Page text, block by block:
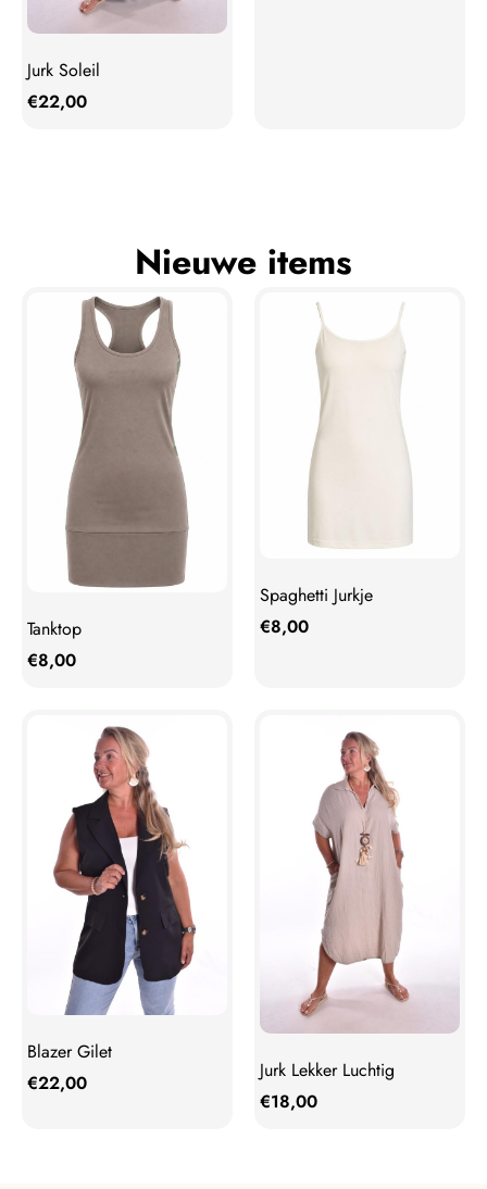
Jurk Soleil
€22,00
Nieuwe items
Tanktop
€8,00
Spaghetti Jurkje
€8,00
Blazer Gilet
€22,00
Jurk Lekker Luchtig
€18,00